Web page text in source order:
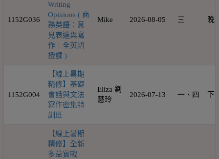
1152G036
Writing
Opinions ( 商
務英語：意
見表達與寫
作｜全英語
授課 )
Mike 2026-08-05 三 晚
1152G004
【線上暑期
精修】基礎
會話與文法
寫作密集特
訓班
Eliza 劉
慧玲
2026-07-13 一、四 下
【線上暑期
精修】全新
多益實戰